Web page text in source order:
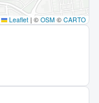
Leaflet | © OSM © CARTO